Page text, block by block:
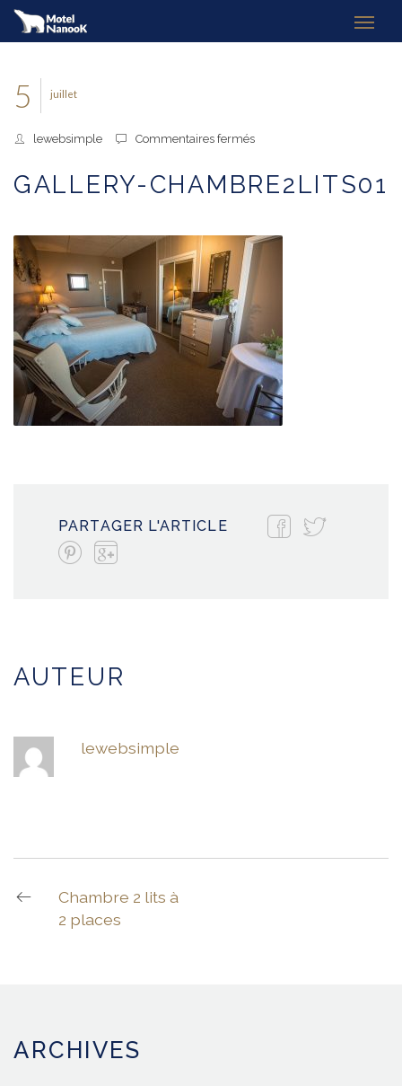
juillet
5
lewebsimple Commentaires ferméssur
GALLERY-CHAMBRE2LITS01
PARTAGER L'ARTICLE
AUTEUR
lewebsimple
Chambre 2 lits à
2 places
ARCHIVES